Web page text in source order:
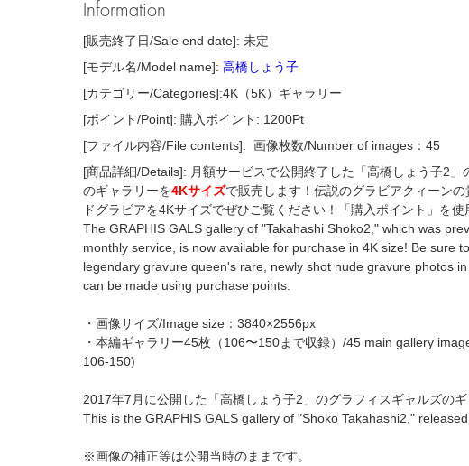
Information
[販売終了日/Sale end date]: 未定
[モデル名/Model name]: 高橋しょう子
[カテゴリー/Categories]:4K（5K）ギャラリー
[ポイント/Point]: 購入ポイント: 1200Pt
[ファイル内容/File contents]: 画像枚数/Number of images：45
[商品詳細/Details]: 月額サービスで公開終了した「高橋しょう子2」
のギャラリーを4Kサイズで販売します！伝説のグラビアクィーン
ドグラビアを4Kサイズでぜひご覧ください！「購入ポイント」を使
The GRAPHIS GALS gallery of "Takahashi Shoko2," which was
monthly service, is now available for purchase in 4K size! Be sure
legendary gravure queen's rare, newly shot nude gravure photos
can be made using purchase points.
・画像サイズ/Image size：3840×2556px
・本編ギャラリー45枚（106〜150まで収録）/45 main gallery
106-150)
2017年7月に公開した「高橋しょう子2」のグラフィスギャルズの
This is the GRAPHIS GALS gallery of "Shoko Takahashi2," released
※画像の補正等は公開当時のままです。